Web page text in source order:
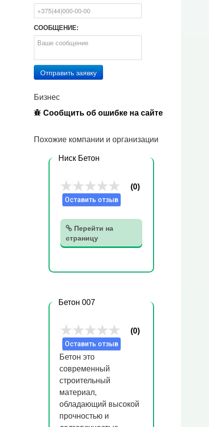
СООБЩЕНИЕ:
Отправить заявку
Бизнес
Сообщить об ошибке на сайте
Похожие компании и организации
Ниск Бетон
(0)
Оставить отзыв
Перейти на
страницу
Бетон 007
(0)
Оставить отзыв
Бетон это
современный
строительный
материал,
обладающий высокой
прочностью и